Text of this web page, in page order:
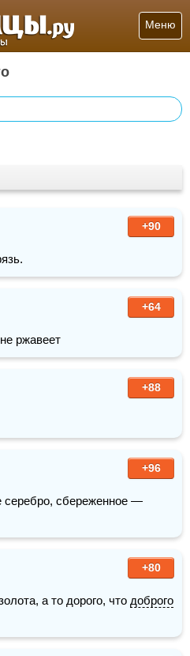
Меню
+90
+64
ржавеет
+88
+96
сбереженное —
+80
а то дорого, что доброго